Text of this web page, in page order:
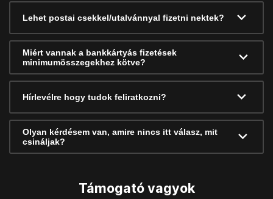
Lehet postai csekkel/utalvánnyal fizetni nektek?
Miért vannak a bankkártyás fizetések
minimumösszegekhez kötve?
Hírlevélre hogy tudok feliratkozni?
Olyan kérdésem van, amire nincs itt válasz, mit
csináljak?
Támogató vagyok